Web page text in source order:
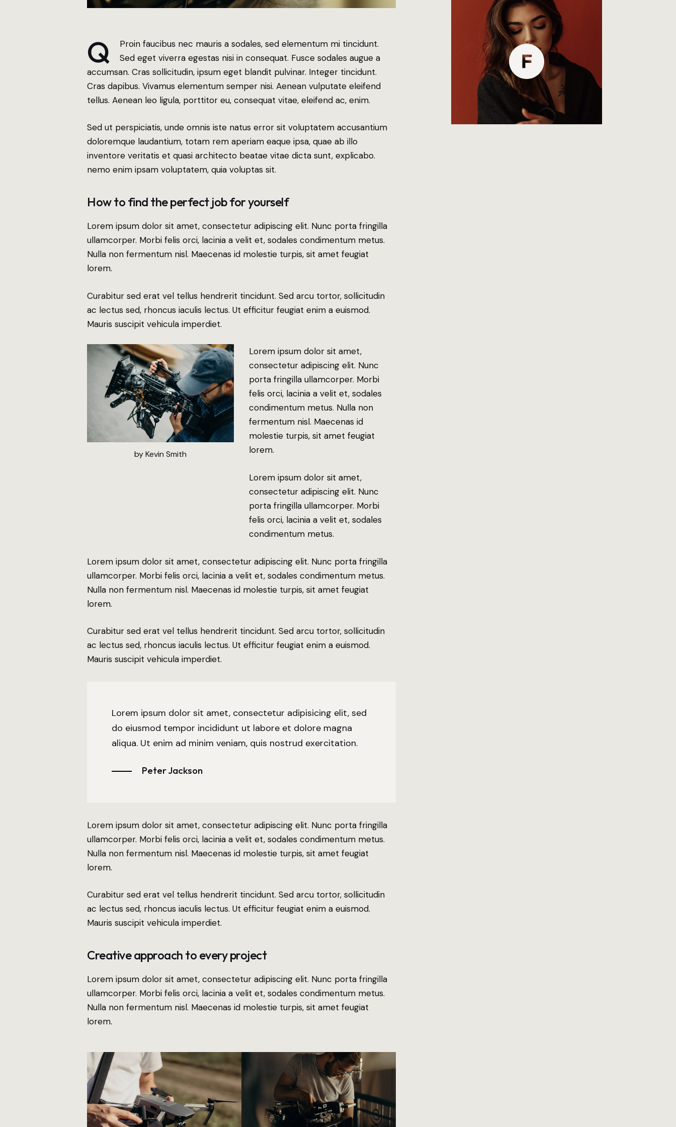
Q
Proin faucibus nec mauris a sodales, sed elementum mi tincidunt.
Sed eget viverra egestas nisi in consequat. Fusce sodales augue a
accumsan. Cras sollicitudin, ipsum eget blandit pulvinar. Integer tincidunt.
Cras dapibus. Vivamus elementum semper nisi. Aenean vulputate eleifend
tellus. Aenean leo ligula, porttitor eu, consequat vitae, eleifend ac, enim.
Sed ut perspiciatis, unde omnis iste natus error sit voluptatem accusantium
doloremque laudantium, totam rem aperiam eaque ipsa, quae ab illo
inventore veritatis et quasi architecto beatae vitae dicta sunt, explicabo.
nemo enim ipsam voluptatem, quia voluptas sit.
How to find the perfect job for yourself
Lorem ipsum dolor sit amet, consectetur adipiscing elit. Nunc porta fringilla
ullamcorper. Morbi felis orci, lacinia a velit et, sodales condimentum metus.
Nulla non fermentum nisl. Maecenas id molestie turpis, sit amet feugiat
lorem.
Curabitur sed erat vel tellus hendrerit tincidunt. Sed arcu tortor, sollicitudin
ac lectus sed, rhoncus iaculis lectus. Ut efficitur feugiat enim a euismod.
Mauris suscipit vehicula imperdiet.
byKevin Smith
Lorem ipsum dolor sit amet,
consectetur adipiscing elit. Nunc
porta fringilla ullamcorper. Morbi
felis orci, lacinia a velit et, sodales
condimentum metus. Nulla non
fermentum nisl. Maecenas id
molestie turpis, sit amet feugiat
lorem.
Lorem ipsum dolor sit amet,
consectetur adipiscing elit. Nunc
porta fringilla ullamcorper. Morbi
felis orci, lacinia a velit et, sodales
condimentum metus.
Lorem ipsum dolor sit amet, consectetur adipiscing elit. Nunc porta fringilla
ullamcorper. Morbi felis orci, lacinia a velit et, sodales condimentum metus.
Nulla non fermentum nisl. Maecenas id molestie turpis, sit amet feugiat
lorem.
Curabitur sed erat vel tellus hendrerit tincidunt. Sed arcu tortor, sollicitudin
ac lectus sed, rhoncus iaculis lectus. Ut efficitur feugiat enim a euismod.
Mauris suscipit vehicula imperdiet.
Lorem ipsum dolor sit amet, consectetur adipisicing elit, sed
do eiusmod tempor incididunt ut labore et dolore magna
aliqua. Ut enim ad minim veniam, quis nostrud exercitation.
Peter Jackson
Lorem ipsum dolor sit amet, consectetur adipiscing elit. Nunc porta fringilla
ullamcorper. Morbi felis orci, lacinia a velit et, sodales condimentum metus.
Nulla non fermentum nisl. Maecenas id molestie turpis, sit amet feugiat
lorem.
Curabitur sed erat vel tellus hendrerit tincidunt. Sed arcu tortor, sollicitudin
ac lectus sed, rhoncus iaculis lectus. Ut efficitur feugiat enim a euismod.
Mauris suscipit vehicula imperdiet.
Creative approach to every project
Lorem ipsum dolor sit amet, consectetur adipiscing elit. Nunc porta fringilla
ullamcorper. Morbi felis orci, lacinia a velit et, sodales condimentum metus.
Nulla non fermentum nisl. Maecenas id molestie turpis, sit amet feugiat
lorem.